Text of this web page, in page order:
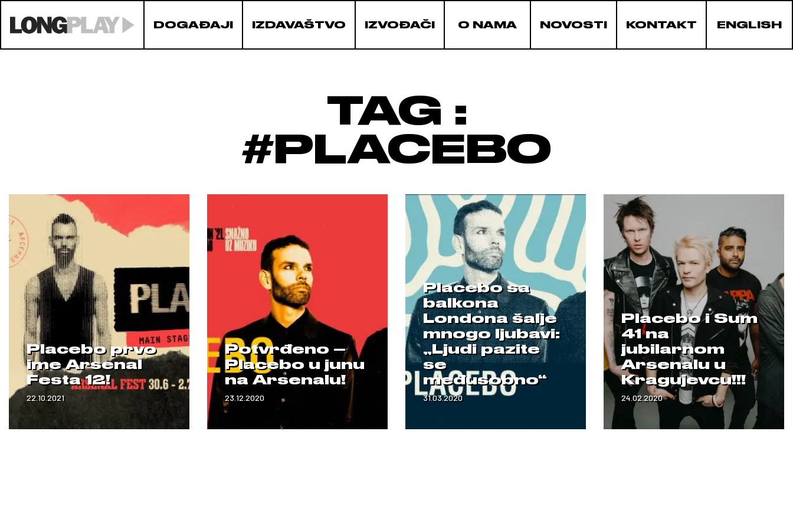
DOGAĐAJI IZDAVAŠTVO IZVOĐAČI O NAMA NOVOSTI KONTAKT ENGLISH
TAG :
#PLACEBO
Placebo prvo
ime Arsenal
Festa 12!
22.10.2021
Potvrđeno –
Placebo u junu
na Arsenalu!
23.12.2020
Placebo sa
balkona
Londona šalje
mnogo ljubavi:
„Ljudi pazite
se
međusobno“
31.03.2020
Placebo i Sum
41 na
jubilarnom
Arsenalu u
Kragujevcu!!!
24.02.2020